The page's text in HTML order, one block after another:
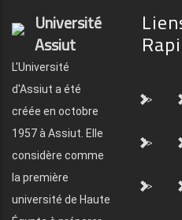
Université
Assiut
L'Université
d'Assiut a été
créée en octobre
1957 à Assiut. Elle
considère comme
la première
université de Haute
">
">
">